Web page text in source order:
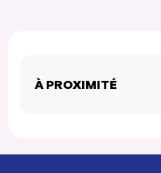
À PROXIMITÉ